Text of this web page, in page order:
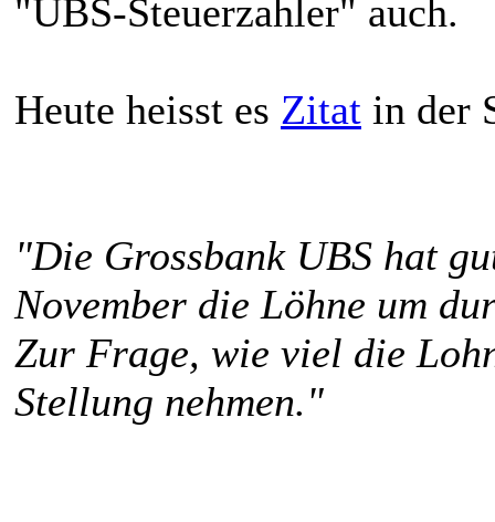
"UBS-Steuerzahler" auch.
Heute heisst es Zitat in der
"Die Grossbank UBS hat
November die Löhne um
Zur Frage, wie viel die
Stellung nehmen."